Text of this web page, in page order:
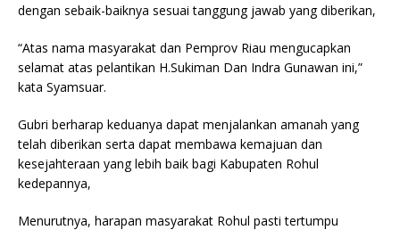
dengan sebaik-baiknya sesuai tanggung jawab yang diberikan,
“Atas nama masyarakat dan Pemprov Riau mengucapkan
selamat atas pelantikan H.Sukiman Dan Indra Gunawan ini,”
kata Syamsuar.
Gubri berharap keduanya dapat menjalankan amanah yang
telah diberikan serta dapat membawa kemajuan dan
kesejahteraan yang lebih baik bagi Kabupaten Rohul
kedepannya,
Menurutnya, harapan masyarakat Rohul pasti tertumpu